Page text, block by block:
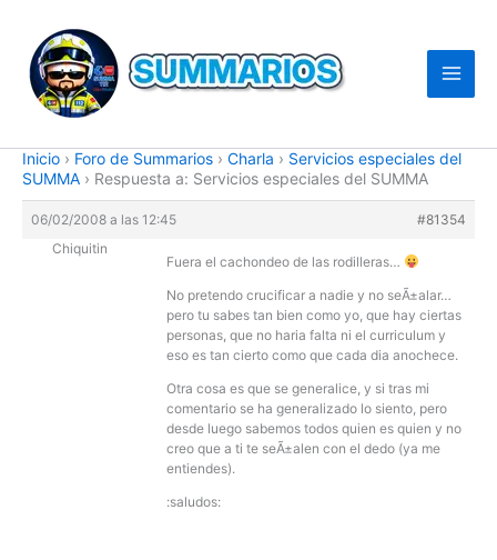
contenido
Inicio › Foro de Summarios › Charla › Servicios especiales del
SUMMA › Respuesta a: Servicios especiales del SUMMA
06/02/2008 a las 12:45
#81354
Chiquitin
Fuera el cachondeo de las rodilleras…
No pretendo crucificar a nadie y no seÃ±alar…
pero tu sabes tan bien como yo, que hay ciertas
personas, que no haria falta ni el curriculum y
eso es tan cierto como que cada dia anochece.
Otra cosa es que se generalice, y si tras mi
comentario se ha generalizado lo siento, pero
desde luego sabemos todos quien es quien y no
creo que a ti te seÃ±alen con el dedo (ya me
entiendes).
:saludos: